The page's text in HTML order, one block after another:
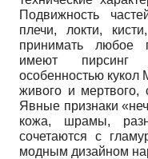
Подвижность
плечи, локти,
принимать любое
имеют пирсинг
особенностью кукол
живого и мертвого,
Явные признаки
кожа, шрамы,
сочетаются с
модным дизайном